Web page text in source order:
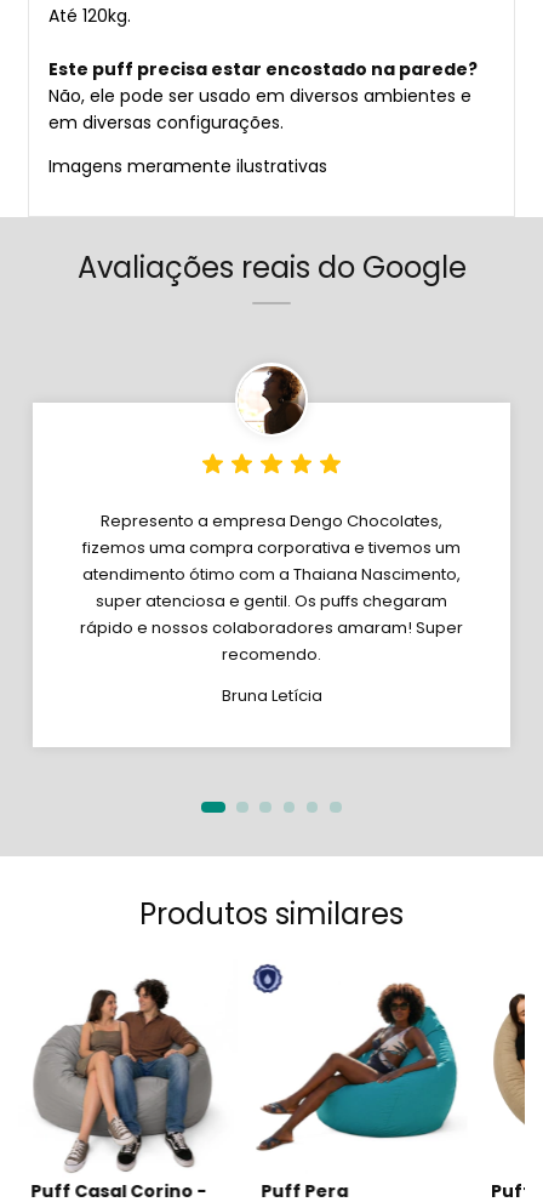
Até 120kg.
Este puff precisa estar encostado na parede?
Não, ele pode ser usado em diversos ambientes e
em diversas configurações.
Imagens meramente ilustrativas
Avaliações reais do Google
Represento a empresa Dengo Chocolates,
fizemos uma compra corporativa e tivemos um
atendimento ótimo com a Thaiana Nascimento,
super atenciosa e gentil. Os puffs chegaram
rápido e nossos colaboradores amaram! Super
recomendo.
Bruna Letícia
Produtos similares
Puff Casal Corino -
Puff Pera
Puff